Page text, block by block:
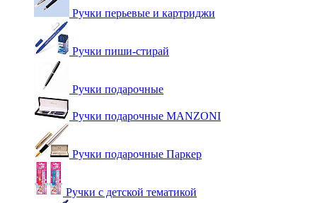
Ручки перьевые и картриджи
Ручки пиши-стирай
Ручки подарочные
Ручки подарочные MANZONI
Ручки подарочные Паркер
Ручки с детской тематикой